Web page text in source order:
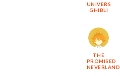
UNIVERS
GHIBLI
THE
PROMISED
NEVERLAND